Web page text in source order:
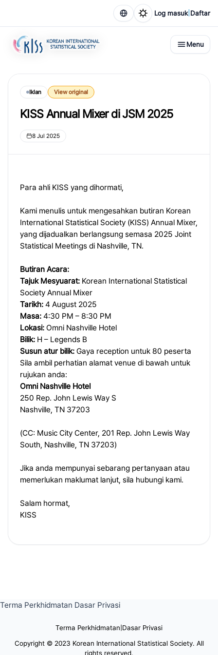
Log masuk| Daftar
Menu
Iklan View original
KISS Annual Mixer di JSM 2025
8 Jul 2025
Para ahli KISS yang dihormati,
Kami menulis untuk mengesahkan butiran Korean
International Statistical Society (KISS) Annual Mixer,
yang dijadualkan berlangsung semasa 2025 Joint
Statistical Meetings di Nashville, TN.
Butiran Acara:
Tajuk Mesyuarat: Korean International Statistical
Society Annual Mixer
Tarikh: 4 August 2025
Masa: 4:30 PM – 8:30 PM
Lokasi: Omni Nashville Hotel
Bilik: H – Legends B
Susun atur bilik: Gaya reception untuk 80 peserta
Sila ambil perhatian alamat venue di bawah untuk
rujukan anda:
Omni Nashville Hotel
250 Rep. John Lewis Way S
Nashville, TN 37203
(CC: Music City Center, 201 Rep. John Lewis Way
South, Nashville, TN 37203)
Jika anda mempunyai sebarang pertanyaan atau
memerlukan maklumat lanjut, sila hubungi kami.
Salam hormat,
KISS
Terma Perkhidmatan Dasar Privasi
Terma Perkhidmatan Dasar Privasi
Copyright © 2023 Korean International Statistical Society. All
rights reserved.